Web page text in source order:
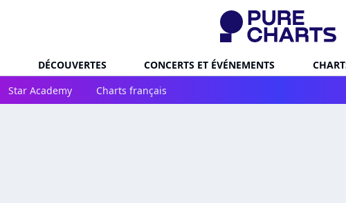
DÉCOUVERTES CONCERTS ET ÉVÉNEMENTS
Star Academy Charts français